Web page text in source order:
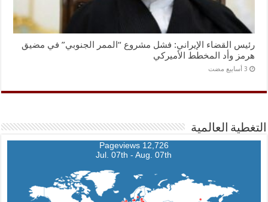
رئيس القضاء الإيراني: فشل مشروع “الممر الجنوبي” في مضيق
هرمز وأد المخطط الأميركي
التغطية العالمية
12,726 Pageviews
Jul. 07th - Aug. 07th